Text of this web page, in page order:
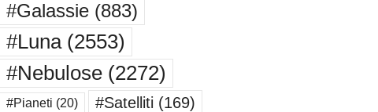
#Galassie(883)
#Luna(2553)
#Nebulose(2272)
#Pianeti (20) #Satelliti (169)